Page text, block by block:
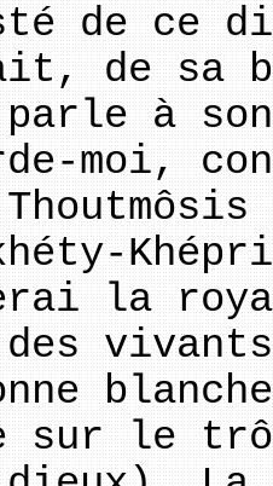
de ce
de sa
parle à
moi,
la
sur le